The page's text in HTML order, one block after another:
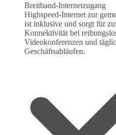
Breitband-Internetzugang
Highspeed-Internet zur
ist inklusive und sorgt für
Konnektivität bei
Videokonferenzen und
Geschäftsabläufen.